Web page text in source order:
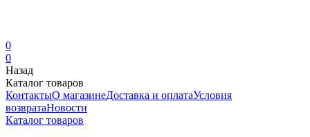
0
0
Назад
Каталог товаров
КонтактыО магазинеДоставка и оплатаУсловия
возвратаНовости
Каталог товаров